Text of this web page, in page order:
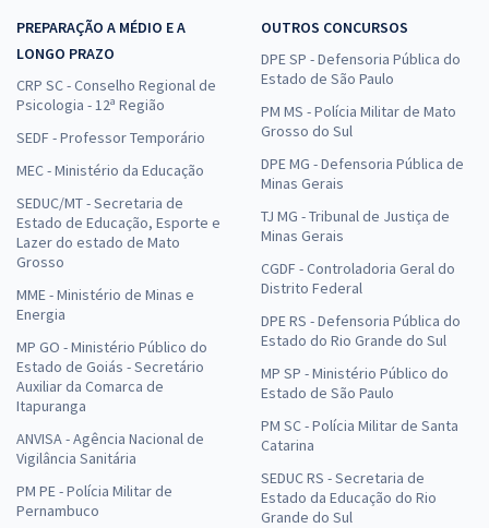
PREPARAÇÃO A MÉDIO E A
LONGO PRAZO
CRP SC - Conselho Regional de
Psicologia - 12ª Região
SEDF - Professor Temporário
MEC - Ministério da Educação
SEDUC/MT - Secretaria de
Estado de Educação, Esporte e
Lazer do estado de Mato
Grosso
MME - Ministério de Minas e
Energia
MP GO - Ministério Público do
Estado de Goiás - Secretário
Auxiliar da Comarca de
Itapuranga
ANVISA - Agência Nacional de
Vigilância Sanitária
PM PE - Polícia Militar de
Pernambuco
OUTROS CONCURSOS
DPE SP - Defensoria Pública do
Estado de São Paulo
PM MS - Polícia Militar de Mato
Grosso do Sul
DPE MG - Defensoria Pública de
Minas Gerais
TJ MG - Tribunal de Justiça de
Minas Gerais
CGDF - Controladoria Geral do
Distrito Federal
DPE RS - Defensoria Pública do
Estado do Rio Grande do Sul
MP SP - Ministério Público do
Estado de São Paulo
PM SC - Polícia Militar de Santa
Catarina
SEDUC RS - Secretaria de
Estado da Educação do Rio
Grande do Sul